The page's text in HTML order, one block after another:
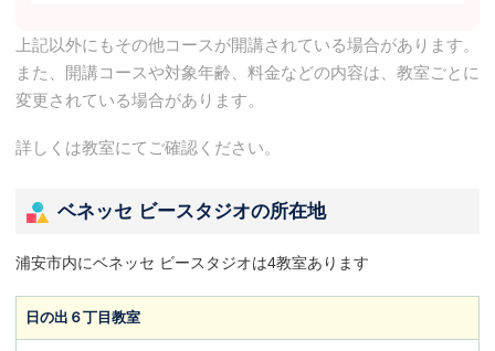
上記以外にもその他コースが開講されている場合があります。
また、開講コースや対象年齢、料金などの内容は、教室ごとに
変更されている場合があります。
詳しくは教室にてご確認ください。
ベネッセ ビースタジオの所在地
浦安市内にベネッセ ビースタジオは4教室あります
日の出６丁目教室